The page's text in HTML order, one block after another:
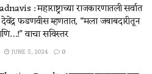
: महाराष्ट्राच्या राजकारणातली सर्वात
देवेंद्र फडणवीस म्हणतात, “मला जबाबदारीतून
वाचा सविस्तर
JUNE 5, 2024 0